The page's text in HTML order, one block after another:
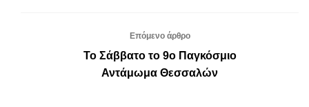
Επόμενο άρθρο
Το Σάββατο το 9ο Παγκόσμιο
Αντάμωμα Θεσσαλών